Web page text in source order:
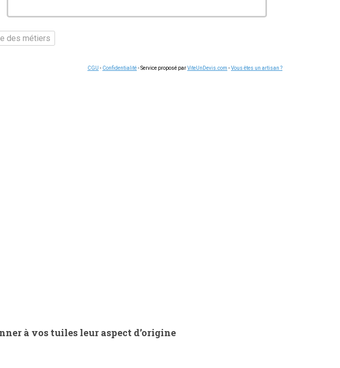
des métiers
CGU - Confidentialité- Service proposé parViteUnDevis.com -Vous êtes un artisan ?
à vos tuiles leur aspect d’origine